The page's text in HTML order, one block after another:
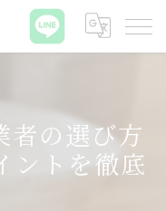
者の選び方
ントを徹底